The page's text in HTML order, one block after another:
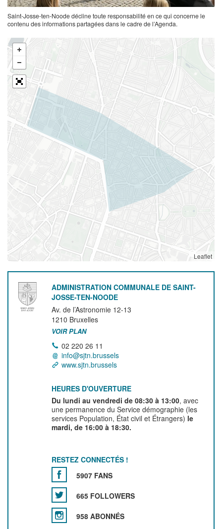
Saint-Josse-ten-Noode décline toute responsabilité en ce qui concerne le
contenu des informations partagées dans le cadre de l’Agenda.
Leaflet
ADMINISTRATION COMMUNALE DE SAINT-
JOSSE-TEN-NOODE
Av. de l’Astronomie 12-13
1210 Bruxelles
VOIR PLAN
02 220 26 11
info@sjtn.brussels
www.sjtn.brussels
HEURES D'OUVERTURE
Du lundi au vendredi de 08:30 à 13:00, avec
une permanence du Service démographie (les
services Population, État civil et Étrangers) le
mardi, de 16:00 à 18:30.
RESTEZ CONNECTÉS !
5907 FANS
665 FOLLOWERS
958 ABONNÉS